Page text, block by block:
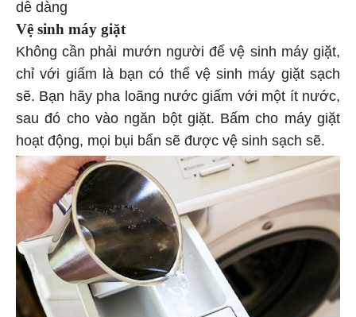
dễ dàng
Vệ sinh máy giặt
Không cần phải mướn người để vệ sinh máy giặt,
chỉ với giấm là bạn có thể vệ sinh máy giặt sạch
sẽ. Bạn hãy pha loãng nước giấm với một ít nước,
sau đó cho vào ngăn bột giặt. Bấm cho máy giặt
hoạt động, mọi bụi bẩn sẽ được vệ sinh sạch sẽ.